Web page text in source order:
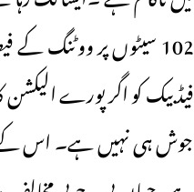
102 سیٹوں پر ووٹنگ
فیڈ بیک کو اگر پورے الیکشن
جوش ہی نہیں ہے۔ اس کے